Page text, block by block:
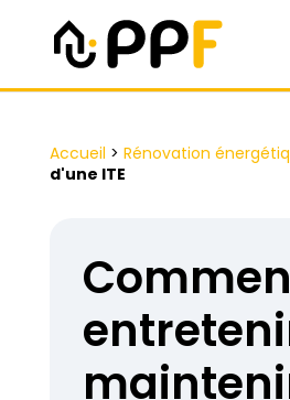
Accueil > Rénovation
d'une ITE